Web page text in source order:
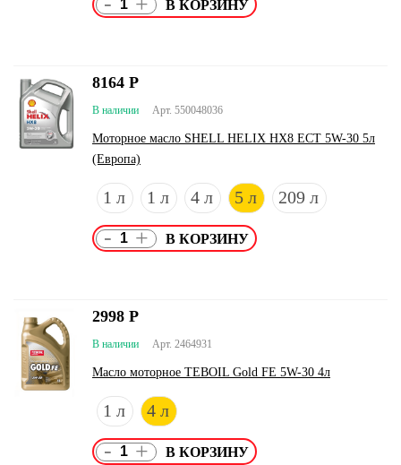
Арт. 550048036
В наличии
Моторное масло SHELL HELIX HX8 ECT 5W-30 5л
(Европа)
1 л 1 л 4 л 5 л 209 л
8164 Р
- +
Арт. 2464931
В наличии
Масло моторное TEBOIL Gold FE 5W-30 4л
1 л 4 л
2998 Р
- +